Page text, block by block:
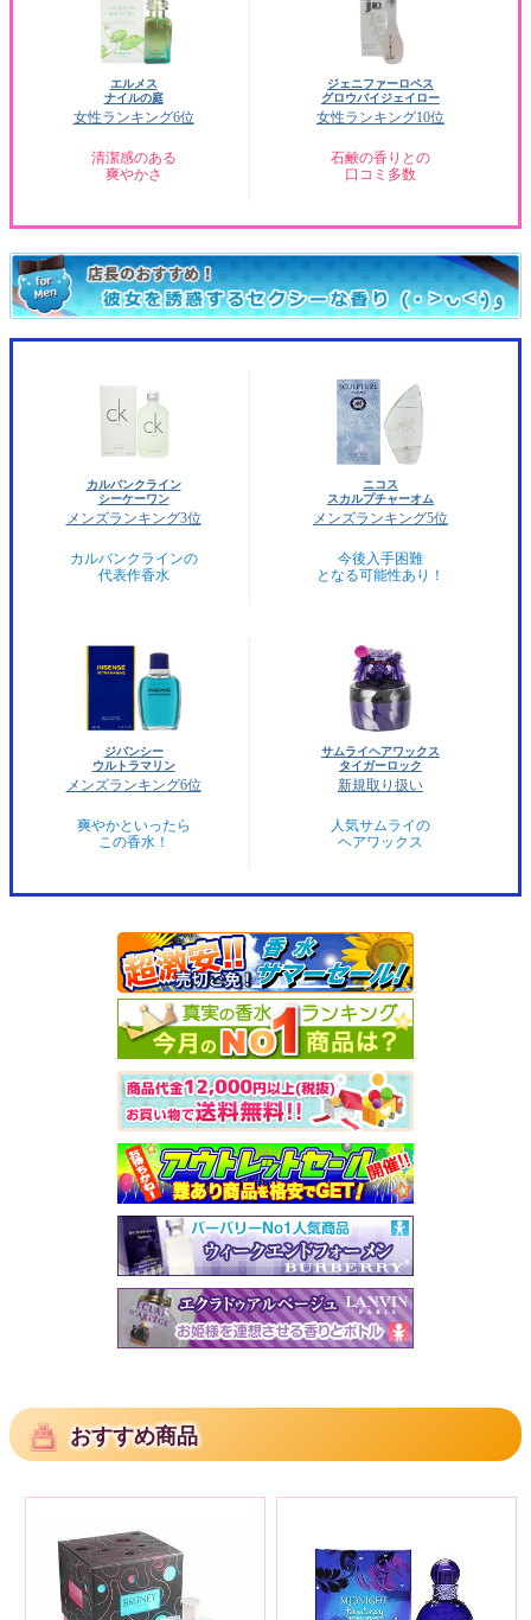
エルメス
ナイルの庭
女性ランキング6位
清潔感のある
爽やかさ
ジェニファーロペス
グロウバイジェイロー
女性ランキング10位
石鹸の香りとの
口コミ多数
カルバンクライン
シーケーワン
メンズランキング3位
カルバンクラインの
代表作香水
ニコス
スカルプチャーオム
メンズランキング5位
今後入手困難
となる可能性あり！
ジバンシー
ウルトラマリン
メンズランキング6位
爽やかといったら
この香水！
サムライヘアワックス
タイガーロック
新規取り扱い
人気サムライの
ヘアワックス
おすすめ商品